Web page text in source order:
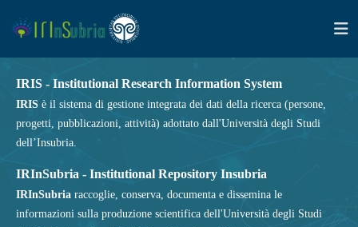
IRIS - Institutional Research Information System
IRIS è il sistema di gestione integrata dei dati della ricerca (persone,
progetti, pubblicazioni, attività) adottato dall'Università degli Studi
dell’Insubria.
IRInSubria - Institutional Repository Insubria
IRInSubria raccoglie, conserva, documenta e dissemina le
informazioni sulla produzione scientifica dell'Università degli Studi